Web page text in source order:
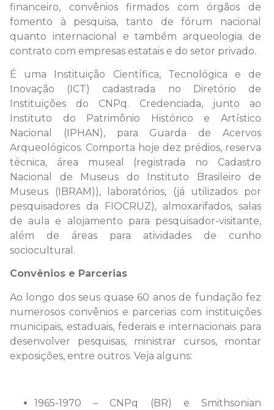
financeiro, convênios firmados com órgãos de
fomento à pesquisa, tanto de fórum nacional
quanto internacional e também arqueologia de
contrato com empresas estatais e do setor privado.
É uma Instituição Científica, Tecnológica e de
Inovação (ICT) cadastrada no Diretório de
Instituições do CNPq. Credenciada, junto ao
Instituto do Patrimônio Histórico e Artístico
Nacional (IPHAN), para Guarda de Acervos
Arqueológicos. Comporta hoje dez prédios, reserva
técnica, área museal (registrada no Cadastro
Nacional de Museus do Instituto Brasileiro de
Museus (IBRAM)), laboratórios, (já utilizados por
pesquisadores da FIOCRUZ), almoxarifados, salas
de aula e alojamento para pesquisador-visitante,
além de áreas para atividades de cunho
sociocultural.
Convênios e Parcerias
Ao longo dos seus quase 60 anos de fundação fez
numerosos convênios e parcerias com instituições
municipais, estaduais, federais e internacionais para
desenvolver pesquisas, ministrar cursos, montar
exposições, entre outros. Veja alguns:
1965-1970 – CNPq (BR) e Smithsonian